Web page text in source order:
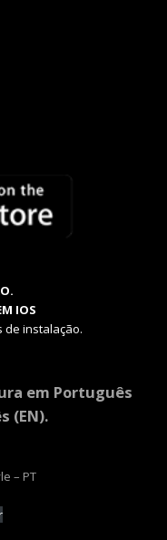
IOS
de instalação.
em Português
(EN).
– PT